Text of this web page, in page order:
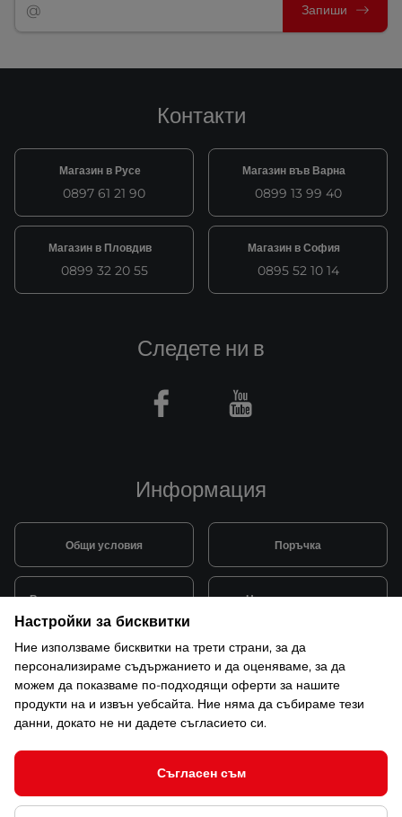
Запиши
Контакти
Магазин в Русе
0897 61 21 90
Магазин във Варна
0899 13 99 40
Магазин в Пловдив
0899 32 20 55
Магазин в София
0895 52 10 14
Информация
Общи условия Поръчка
Видове и цена за транспорт Начини на плащане
Система за лоялни клиенти Монтаж и поддръжка
Рекламации и гаранция
Следете ни в
Facebook Youtube
Настройки за бисквитки
Ние използваме бисквитки на трети страни, за да
персонализираме съдържанието и да оценяваме, за да
можем да показваме по-подходящи оферти за нашите
продукти на и извън уебсайта. Ние няма да събираме тези
данни, докато не ни дадете съгласието си.
Съгласен съм